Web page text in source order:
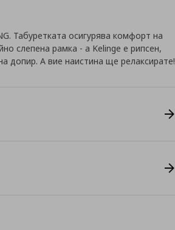
Табуретката осигурява комфорт на
слепена рамка - а Kelinge е рипсен,
допир. А вие наистина ще релаксирате!